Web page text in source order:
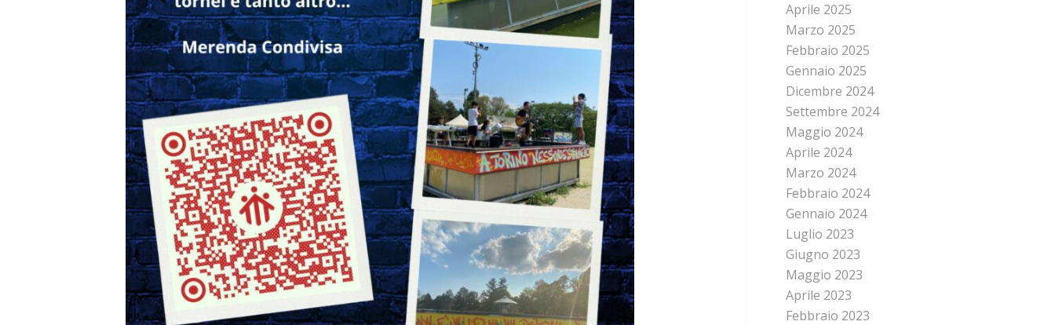
Aprile 2025
Marzo 2025
Febbraio 2025
Gennaio 2025
Dicembre 2024
Settembre 2024
Maggio 2024
Aprile 2024
Marzo 2024
Febbraio 2024
Gennaio 2024
Luglio 2023
Giugno 2023
Maggio 2023
Aprile 2023
Febbraio 2023